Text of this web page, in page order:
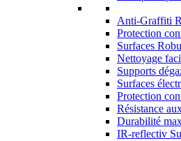
Anti-Graffiti
Protection
Surfaces
Nettoyage
Supports
Surfaces
Protection
Résistance
Durabilité
IR-reflectiv